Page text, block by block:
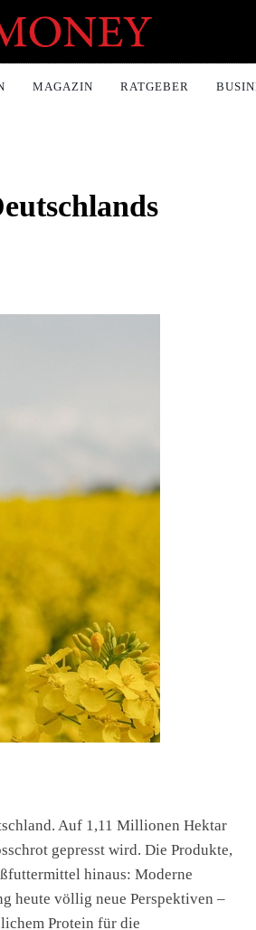
MAGAZIN RATGEBER
Auf 1,11 Millionen Hektar
gepresst wird. Die Produkte,
hinaus: Moderne
heute völlig neue Perspektiven –
Protein für die